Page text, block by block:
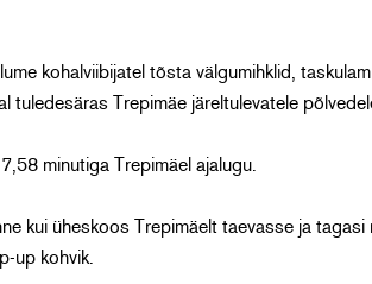
kohalviibijatel tõsta välgumihklid,
tuledesäras Trepimäe järeltulevatele
minutiga Trepimäel ajalugu.
kui üheskoos Trepimäelt taevasse ja tagasi
up kohvik.